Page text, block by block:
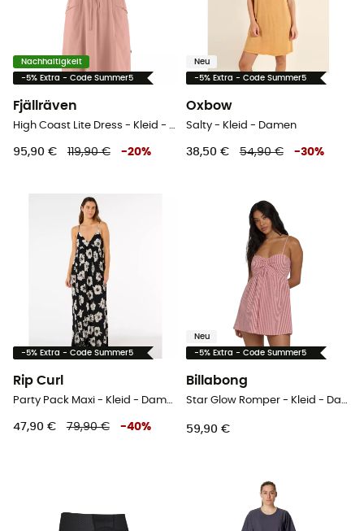
Nachhaltigkeit
-5% Extra - Code Summer5
Fjällräven
High Coast Lite Dress - Kleid - Damen
95,90 € 119,90 € -20%
Neu
-5% Extra - Code Summer5
Oxbow
Salty - Kleid - Damen
38,50 € 54,90 € -30%
-5% Extra - Code Summer5
Rip Curl
Party Pack Maxi - Kleid - Damen
47,90 € 79,90 € -40%
Neu
-5% Extra - Code Summer5
Billabong
Star Glow Romper - Kleid - Damen
59,90 €